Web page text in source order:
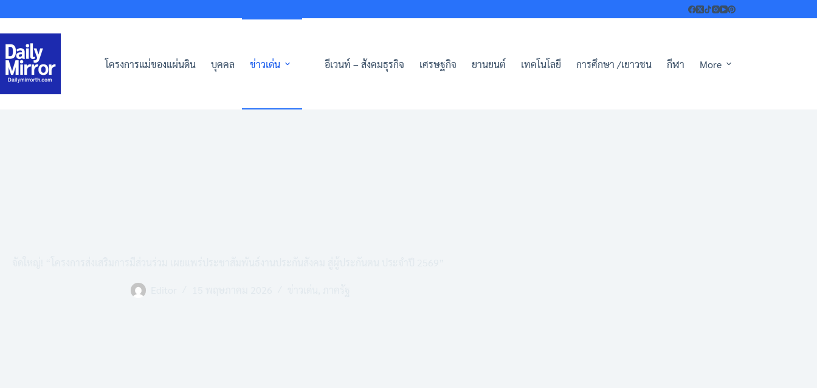
to
content
โครงการแม่ของแผ่นดิน บุคคล ข่าวเด่น อีเวนท์ – สังคมธุรกิจ เศรษฐกิจ ยานยนต์ เทคโนโลยี การศึกษา /เยาวชน กีฬา More